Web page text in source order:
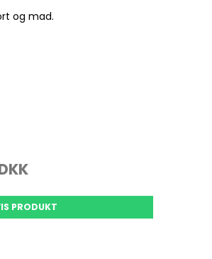
og mad.
PRODUKT